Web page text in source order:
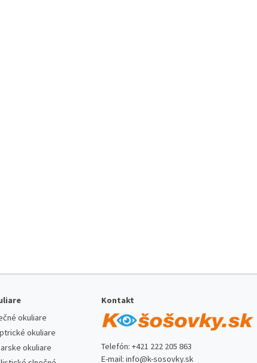
okuliare
okuliare
okuliare
Kontakt
Telefón: +421 222 205 863
E-mail: info@k-sosovky.sk